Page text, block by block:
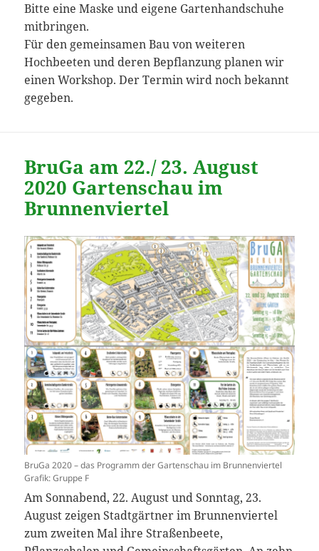
Bitte eine Maske und eigene Gartenhandschuhe
mitbringen.
Für den gemeinsamen Bau von weiteren
Hochbeeten und deren Bepflanzung planen wir
einen Workshop. Der Termin wird noch bekannt
gegeben.
BruGa am 22./ 23. August
2020 Gartenschau im
Brunnenviertel
BruGa 2020 – das Programm der Gartenschau im Brunnenviertel
Grafik: Gruppe F
Am Sonnabend, 22. August und Sonntag, 23.
August zeigen Stadtgärtner im Brunnenviertel
zum zweiten Mal ihre Straßenbeete,